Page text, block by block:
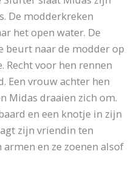
De modderkreken
het open water. De
beurt naar de modder op
Recht voor hen rennen
Een vrouw achter hen
Midas draaien zich om.
en een knotje in zijn
zijn vriendin ten
en ze zoenen alsof